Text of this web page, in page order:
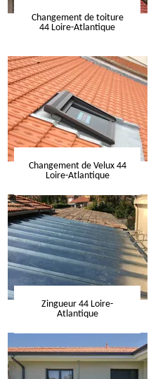
Changement de toiture
44 Loire-Atlantique
Changement de Velux 44
Loire-Atlantique
Zingueur 44 Loire-
Atlantique